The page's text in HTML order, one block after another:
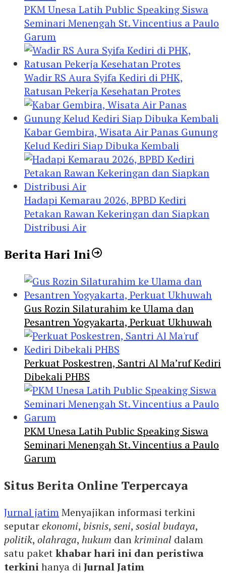
PKM Unesa Latih Public Speaking Siswa
Seminari Menengah St. Vincentius a Paulo
Garum
Wadir RS Aura Syifa Kediri di PHK,
Ratusan Pekerja Kesehatan Protes
Kabar Gembira, Wisata Air Panas Gunung
Kelud Kediri Siap Dibuka Kembali
Hadapi Kemarau 2026, BPBD Kediri
Petakan Rawan Kekeringan dan Siapkan
Distribusi Air
Berita Hari Ini
Gus Rozin Silaturahim ke Ulama dan
Pesantren Yogyakarta, Perkuat Ukhuwah
Perkuat Poskestren, Santri Al Ma’ruf Kediri
Dibekali PHBS
PKM Unesa Latih Public Speaking Siswa
Seminari Menengah St. Vincentius a Paulo
Garum
Situs Berita Online Terpercaya
Jurnal jatimMenyajikan informasi terkini
seputarekonomi, bisnis, seni, sosial budaya,
politik, olahraga, hukum dankriminal dalam
satu paketkhabar hari ini dan peristiwa
terkinihanya di Jurnal Jatim